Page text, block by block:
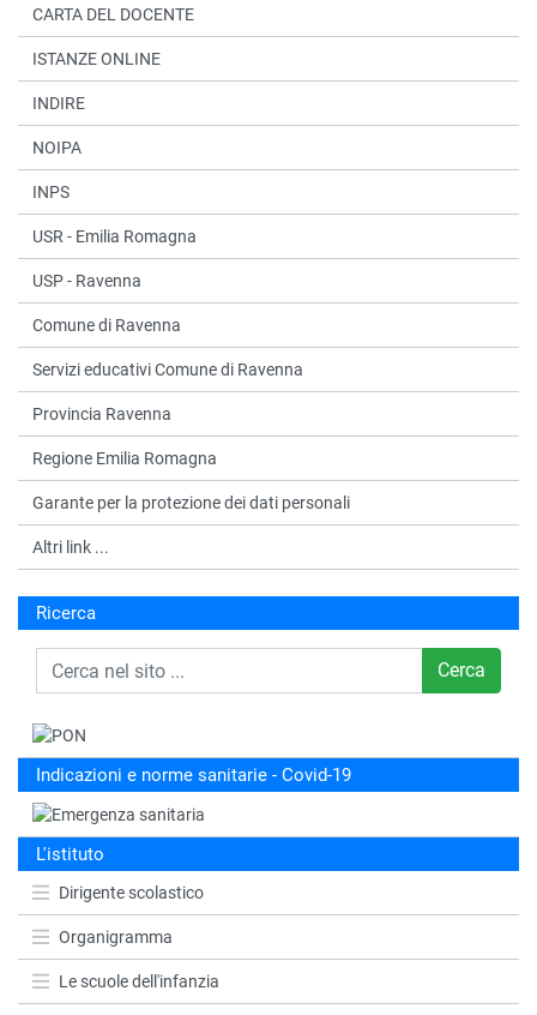
Ricerca
Cerca
Indicazioni e norme sanitarie - Covid-19
L'istituto
Dirigente scolastico
Organigramma
Le scuole dell'infanzia
CARTA DEL DOCENTE
ISTANZE ONLINE
INDIRE
NOIPA
INPS
USR - Emilia Romagna
USP - Ravenna
Comune di Ravenna
Servizi educativi Comune di Ravenna
Provincia Ravenna
Regione Emilia Romagna
Garante per la protezione dei dati personali
Altri link ...